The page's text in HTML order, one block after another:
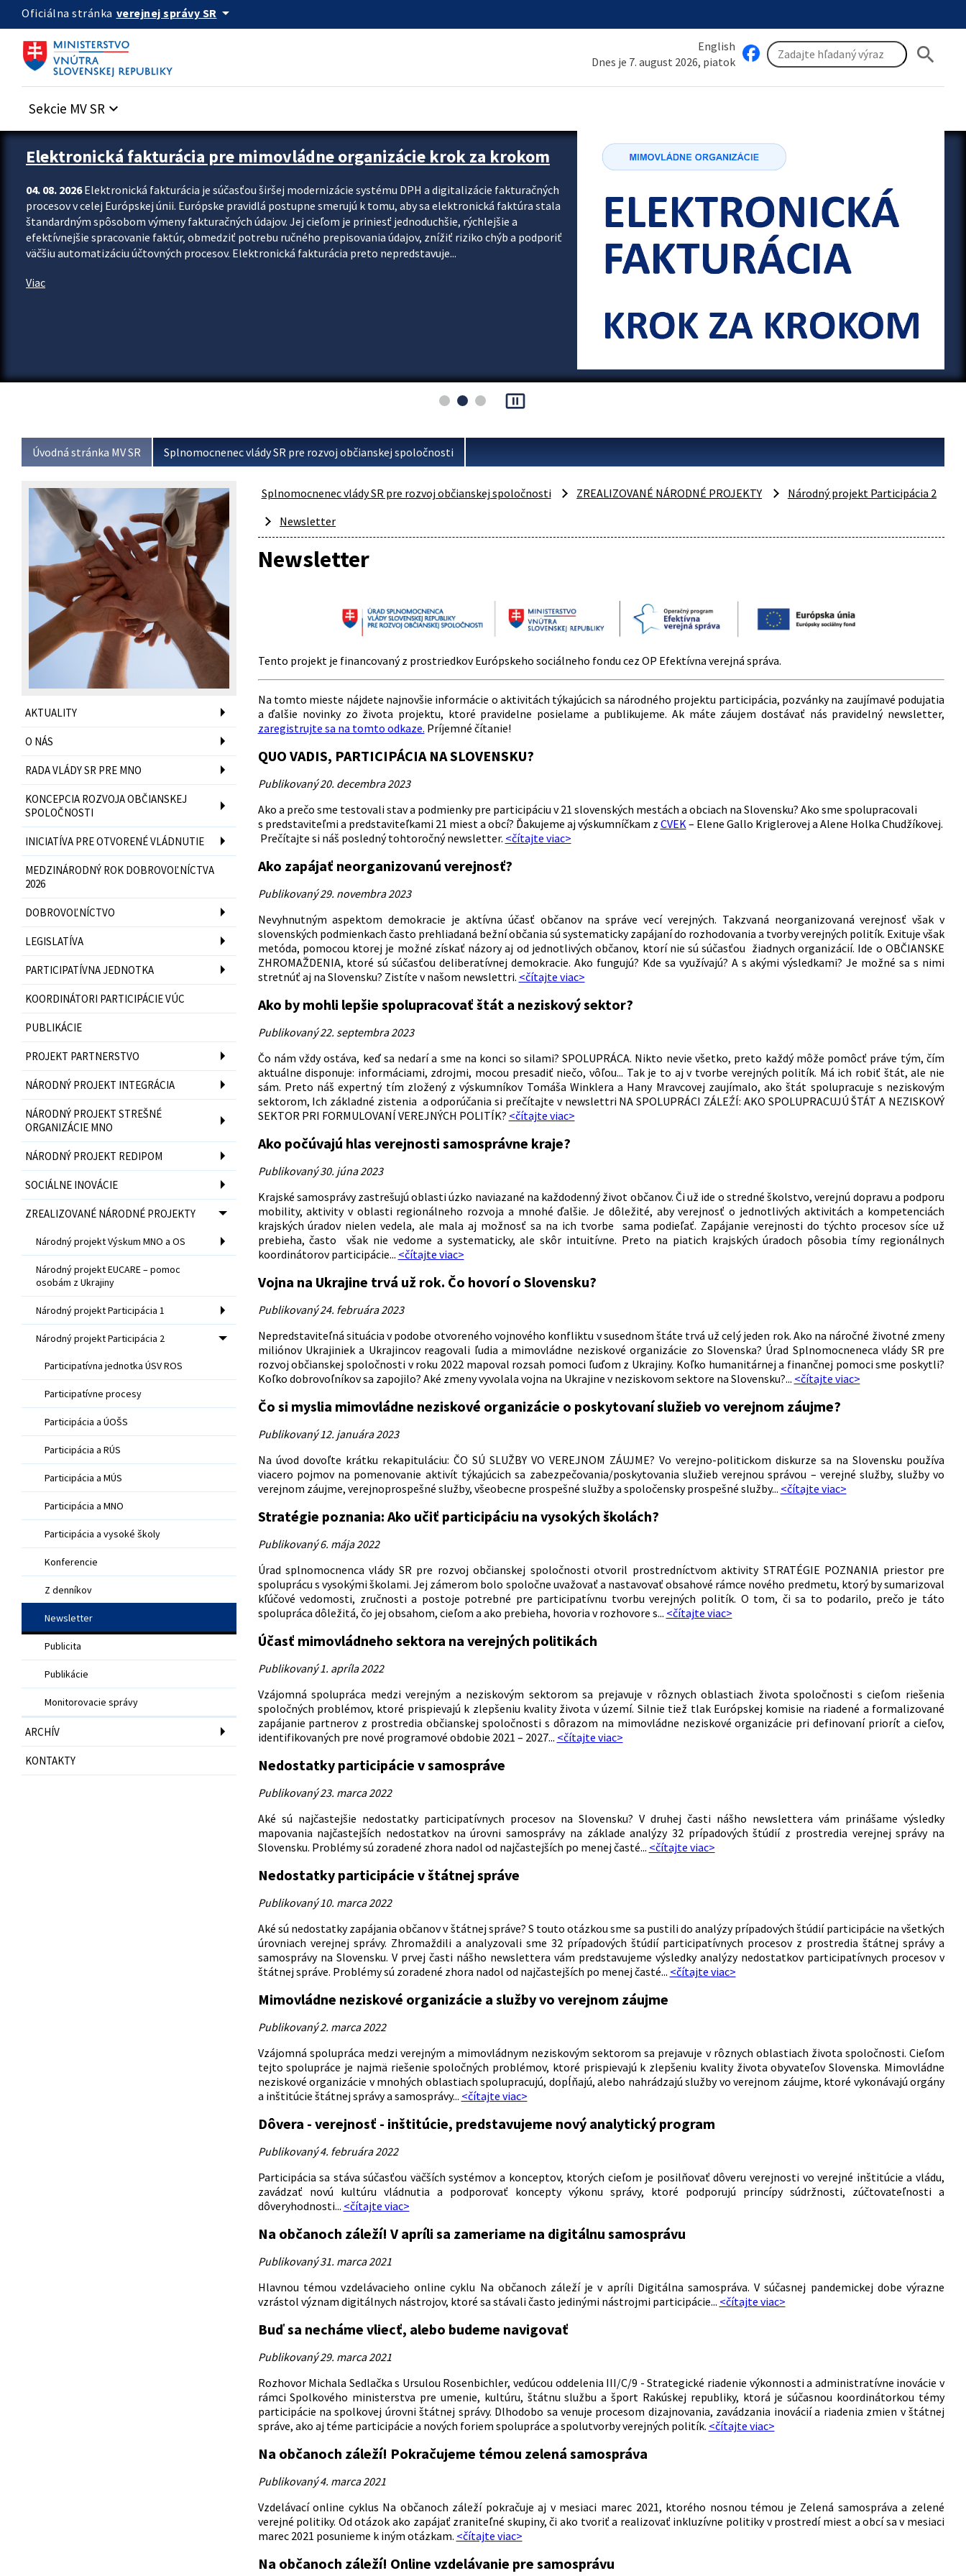
Preskocit na hlavný obsah
Oficiálna stránka verejnej správy SR arrow_drop_down
English
Dnes je 7. august 2026, piatok
search
Sekcie MV SR keyboard_arrow_down
Zastavit automatický posun upútavok
Elektronická fakturácia pre mimovládne organizácie krok za krokom
04. 08. 2026Elektronická fakturácia je súčasťou širšej modernizácie systému DPH a digitalizácie fakturačných
procesov v celej Európskej únii. Európske pravidlá postupne smerujú k tomu, aby sa elektronická faktúra stala
štandardným spôsobom výmeny fakturačných údajov. Jej cieľom je priniesť jednoduchšie, rýchlejšie a
efektívnejšie spracovanie faktúr, obmedziť potrebu ručného prepisovania údajov, znížiť riziko chýb a podporiť
väčšiu automatizáciu účtovných procesov. Elektronická fakturácia preto nepredstavuje...
Viac
pause_presentation
Úvodná stránka MV SR Splnomocnenec vlády SR pre rozvoj občianskej spoločnosti
AKTUALITY
O NÁS
RADA VLÁDY SR PRE MNO
KONCEPCIA ROZVOJA OBČIANSKEJ
SPOLOČNOSTI
INICIATÍVA PRE OTVORENÉ VLÁDNUTIE
MEDZINÁRODNÝ ROK DOBROVOĽNÍCTVA
2026
DOBROVOĽNÍCTVO
LEGISLATÍVA
PARTICIPATÍVNA JEDNOTKA
KOORDINÁTORI PARTICIPÁCIE VÚC
PUBLIKÁCIE
PROJEKT PARTNERSTVO
NÁRODNÝ PROJEKT INTEGRÁCIA
NÁRODNÝ PROJEKT STREŠNÉ
ORGANIZÁCIE MNO
NÁRODNÝ PROJEKT REDIPOM
SOCIÁLNE INOVÁCIE
ZREALIZOVANÉ NÁRODNÉ PROJEKTY
Národný projekt Výskum MNO a OS
Národný projekt EUCARE – pomoc
osobám z Ukrajiny
Národný projekt Participácia 1
Národný projekt Participácia 2
Participatívna jednotka ÚSV ROS
Participatívne procesy
Participácia a ÚOŠS
Participácia a RÚS
Participácia a MÚS
Participácia a MNO
Participácia a vysoké školy
Konferencie
Z denníkov
Newsletter
Publicita
Publikácie
Monitorovacie správy
ARCHÍV
KONTAKTY
Splnomocnenec vlády SR pre rozvoj občianskej spoločnosti ZREALIZOVANÉ NÁRODNÉ PROJEKTY
Národný projekt Participácia 2
Newsletter
Newsletter
Tento projekt je financovaný z prostriedkov Európskeho sociálneho fondu cez OP Efektívna verejná správa.
Na tomto mieste nájdete najnovšie informácie o aktivitách týkajúcich sa národného projektu participácia, pozvánky na zaujímavé podujatia
a ďalšie novinky zo života projektu, ktoré pravidelne posielame a publikujeme. Ak máte záujem dostávať nás pravidelný newsletter,
zaregistrujte sa na tomto odkaze. Príjemné čítanie!
QUO VADIS, PARTICIPÁCIA NA SLOVENSKU?
Publikovaný 20. decembra 2023
Ako a prečo sme testovali stav a podmienky pre participáciu v 21 slovenských mestách a obciach na Slovensku? Ako sme spolupracovali
s predstaviteľmi a predstaviteľkami 21 miest a obcí? Ďakujeme aj výskumníčkam z CVEK – Elene Gallo Kriglerovej a Alene Holka Chudžíkovej.
Prečítajte si náš posledný tohtoročný newsletter. <čítajte viac>
Ako zapájať neorganizovanú verejnosť?
Publikovaný 29. novembra 2023
Nevyhnutným aspektom demokracie je aktívna účasť občanov na správe vecí verejných. Takzvaná neorganizovaná verejnosť však v
slovenských podmienkach často prehliadaná bežní občania sú systematicky zapájaní do rozhodovania a tvorby verejných politík. Exituje však
metóda, pomocou ktorej je možné získať názory aj od jednotlivých občanov, ktorí nie sú súčasťou žiadnych organizácií. Ide o OBČIANSKE
ZHROMAŽDENIA, ktoré sú súčasťou deliberatívnej demokracie. Ako fungujú? Kde sa využívajú? A s akými výsledkami? Je možné sa s nimi
stretnúť aj na Slovensku? Zistíte v našom newslettri. <čítajte viac>
Ako by mohli lepšie spolupracovať štát a neziskový sektor?
Publikovaný 22. septembra 2023
Čo nám vždy ostáva, keď sa nedarí a sme na konci so silami? SPOLUPRÁCA. Nikto nevie všetko, preto každý môže pomôcť práve tým, čím
aktuálne disponuje: informáciami, zdrojmi, mocou presadiť niečo, vôľou... Tak je to aj v tvorbe verejných politík. Má ich robiť štát, ale nie
sám. Preto náš expertný tím zložený z výskumníkov Tomáša Winklera a Hany Mravcovej zaujímalo, ako štát spolupracuje s neziskovým
sektorom, Ich základné zistenia a odporúčania si prečítajte v newslettri NA SPOLUPRÁCI ZÁLEŹÍ: AKO SPOLUPRACUJÚ ŠTÁT A NEZISKOVÝ
SEKTOR PRI FORMULOVANÍ VEREJNÝCH POLITÍK? <čítajte viac>
Ako počúvajú hlas verejnosti samosprávne kraje?
Publikovaný 30. júna 2023
Krajské samosprávy zastrešujú oblasti úzko naviazané na každodenný život občanov. Či už ide o stredné školstvo, verejnú dopravu a podporu
mobility, aktivity v oblasti regionálneho rozvoja a mnohé ďalšie. Je dôležité, aby verejnosť o jednotlivých aktivitách a kompetenciách
krajských úradov nielen vedela, ale mala aj možnosť sa na ich tvorbe sama podieľať. Zapájanie verejnosti do týchto procesov síce už
prebieha, často však nie vedome a systematicky, ale skôr intuitívne. Preto na piatich krajských úradoch pôsobia tímy regionálnych
koordinátorov participácie... <čítajte viac>
Vojna na Ukrajine trvá už rok. Čo hovorí o Slovensku?
Publikovaný 24. februára 2023
Nepredstaviteľná situácia v podobe otvoreného vojnového konfliktu v susednom štáte trvá už celý jeden rok. Ako na náročné životné zmeny
miliónov Ukrajiniek a Ukrajincov reagovali ľudia a mimovládne neziskové organizácie zo Slovenska? Úrad Splnomocneneca vlády SR pre
rozvoj občianskej spoločnosti v roku 2022 mapoval rozsah pomoci ľuďom z Ukrajiny. Koľko humanitárnej a finančnej pomoci sme poskytli?
Koľko dobrovoľníkov sa zapojilo? Aké zmeny vyvolala vojna na Ukrajine v neziskovom sektore na Slovensku?... <čítajte viac>
Čo si myslia mimovládne neziskové organizácie o poskytovaní služieb vo verejnom záujme?
Publikovaný 12. januára 2023
Na úvod dovoľte krátku rekapituláciu: ČO SÚ SLUŽBY VO VEREJNOM ZÁUJME? Vo verejno-politickom diskurze sa na Slovensku používa
viacero pojmov na pomenovanie aktivít týkajúcich sa zabezpečovania/poskytovania služieb verejnou správou – verejné služby, služby vo
verejnom záujme, verejnoprospešné služby, všeobecne prospešné služby a spoločensky prospešné služby... <čítajte viac>
Stratégie poznania: Ako učiť participáciu na vysokých školách?
Publikovaný 6. mája 2022
Úrad splnomocnenca vlády SR pre rozvoj občianskej spoločnosti otvoril prostredníctvom aktivity STRATÉGIE POZNANIA priestor pre
spoluprácu s vysokými školami. Jej zámerom bolo spoločne uvažovať a nastavovať obsahové rámce nového predmetu, ktorý by sumarizoval
kľúčové vedomosti, zručnosti a postoje potrebné pre participatívnu tvorbu verejných politík. O tom, či sa to podarilo, prečo je táto
spolupráca dôležitá, čo jej obsahom, cieľom a ako prebieha, hovoria v rozhovore s... <čítajte viac>
Účasť mimovládneho sektora na verejných politikách
Publikovaný 1. apríla 2022
Vzájomná spolupráca medzi verejným a neziskovým sektorom sa prejavuje v rôznych oblastiach života spoločnosti s cieľom riešenia
spoločných problémov, ktoré prispievajú k zlepšeniu kvality života v území. Silnie tiež tlak Európskej komisie na riadené a formalizované
zapájanie partnerov z prostredia občianskej spoločnosti s dôrazom na mimovládne neziskové organizácie pri definovaní priorít a cieľov,
identifikovaných pre nové programové obdobie 2021 – 2027... <čítajte viac>
Nedostatky participácie v samospráve
Publikovaný 23. marca 2022
Aké sú najčastejšie nedostatky participatívnych procesov na Slovensku? V druhej časti nášho newslettera vám prinášame výsledky
mapovania najčastejších nedostatkov na úrovni samosprávy na základe analýzy 32 prípadových štúdií z prostredia verejnej správy na
Slovensku. Problémy sú zoradené zhora nadol od najčastejších po menej časté... <čítajte viac>
Nedostatky participácie v štátnej správe
Publikovaný 10. marca 2022
Aké sú nedostatky zapájania občanov v štátnej správe? S touto otázkou sme sa pustili do analýzy prípadových štúdií participácie na všetkých
úrovniach verejnej správy. Zhromaždili a analyzovali sme 32 prípadových štúdií participatívnych procesov z prostredia štátnej správy a
samosprávy na Slovensku. V prvej časti nášho newslettera vám predstavujeme výsledky analýzy nedostatkov participatívnych procesov v
štátnej správe. Problémy sú zoradené zhora nadol od najčastejších po menej časté... <čítajte viac>
Mimovládne neziskové organizácie a služby vo verejnom záujme
Publikovaný 2. marca 2022
Vzájomná spolupráca medzi verejným a mimovládnym neziskovým sektorom sa prejavuje v rôznych oblastiach života spoločnosti. Cieľom
tejto spolupráce je najmä riešenie spoločných problémov, ktoré prispievajú k zlepšeniu kvality života obyvateľov Slovenska. Mimovládne
neziskové organizácie v mnohých oblastiach spolupracujú, dopĺňajú, alebo nahrádzajú služby vo verejnom záujme, ktoré vykonávajú orgány
a inštitúcie štátnej správy a samosprávy... <čítajte viac>
Dôvera - verejnosť - inštitúcie, predstavujeme nový analytický program
Publikovaný 4. februára 2022
Participácia sa stáva súčasťou väčších systémov a konceptov, ktorých cieľom je posilňovať dôveru verejnosti vo verejné inštitúcie a vládu,
zavádzať novú kultúru vládnutia a podporovať koncepty výkonu správy, ktoré podporujú princípy súdržnosti, zúčtovateľnosti a
dôveryhodnosti... <čítajte viac>
Na občanoch záleží! V apríli sa zameriame na digitálnu samosprávu
Publikovaný 31. marca 2021
Hlavnou témou vzdelávacieho online cyklu Na občanoch záleží je v apríli Digitálna samospráva. V súčasnej pandemickej dobe výrazne
vzrástol význam digitálnych nástrojov, ktoré sa stávali často jedinými nástrojmi participácie... <čítajte viac>
Buď sa necháme vliecť, alebo budeme navigovať
Publikovaný 29. marca 2021
Rozhovor Michala Sedlačka s Ursulou Rosenbichler, vedúcou oddelenia III/C/9 - Strategické riadenie výkonnosti a administratívne inovácie v
rámci Spolkového ministerstva pre umenie, kultúru, štátnu službu a šport Rakúskej republiky, ktorá je súčasnou koordinátorkou témy
participácie na spolkovej úrovni štátnej správy. Dlhodobo sa venuje procesom dizajnovania, zavádzania inovácií a riadenia zmien v štátnej
správe, ako aj téme participácie a nových foriem spolupráce a spolutvorby verejných politík. <čítajte viac>
Na občanoch záleží! Pokračujeme témou zelená samospráva
Publikovaný 4. marca 2021
Vzdelávací online cyklus Na občanoch záleží pokračuje aj v mesiaci marec 2021, ktorého nosnou témou je Zelená samospráva a zelené
verejné politiky. Od otázok ako zapájať zraniteľné skupiny, či ako tvoriť a realizovať inkluzívne politiky v prostredí miest a obcí sa v mesiaci
marec 2021 posunieme k iným otázkam. <čítajte viac>
Na občanoch záleží! Online vzdelávanie pre samosprávu